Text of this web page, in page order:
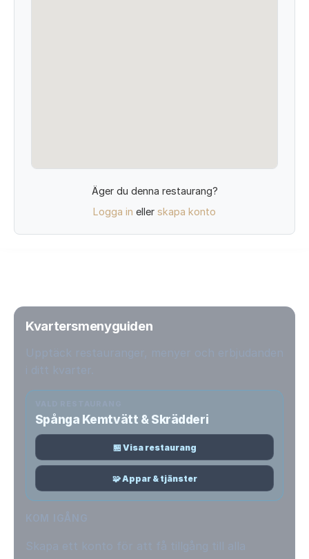
Äger du denna restaurang?
Logga in eller skapa konto
Kvartersmenyguiden
Spånga Kemtvätt & Skrädderi
🏪 Visa restaurang
🧩 Appar & tjänster